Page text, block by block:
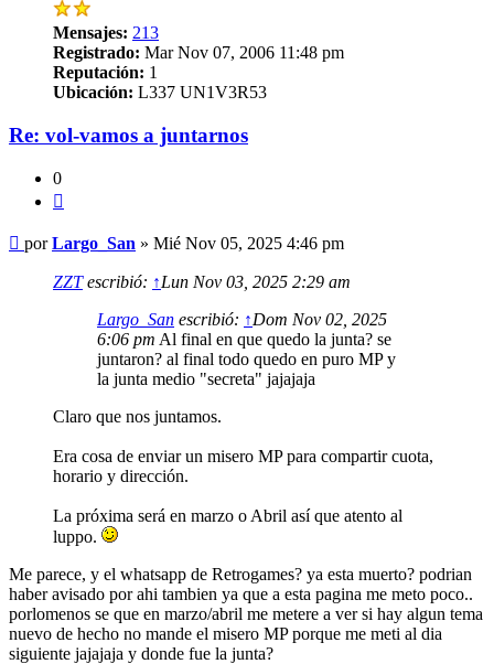
Mensajes: 213
Registrado: Mar Nov 07, 2006 11:48 pm
Reputación: 1
Ubicación: L337 UN1V3R53
Re: vol-vamos a juntarnos
0
Mensaje
porLargo_San » Mié Nov 05, 2025 4:46 pm
ZZTescribió: ↑Lun Nov 03, 2025 2:29 am
Largo_San escribió: ↑Dom Nov 02, 2025
6:06 pm Al final en que quedo la junta? se
juntaron? al final todo quedo en puro MP y
la junta medio "secreta" jajajaja
Claro que nos juntamos.
Era cosa de enviar un misero MP para compartir cuota,
horario y dirección.
La próxima será en marzo o Abril así que atento al
luppo.
Me parece, y el whatsapp de Retrogames? ya esta muerto? podrian
haber avisado por ahi tambien ya que a esta pagina me meto poco..
porlomenos se que en marzo/abril me metere a ver si hay algun tema
nuevo de hecho no mande el misero MP porque me meti al dia
siguiente jajajaja y donde fue la junta?